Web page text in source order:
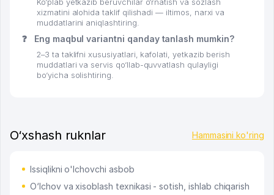
Ko‘plab yetkazib beruvchilar o‘rnatish va sozlash
xizmatini alohida taklif qilishadi — iltimos, narxi va
muddatlarini aniqlashtiring.
❓ Eng maqbul variantni qanday tanlash mumkin?
2–3 ta taklifni xususiyatlari, kafolati, yetkazib berish
muddatlari va servis qo‘llab-quvvatlash qulayligi
bo‘yicha solishtiring.
O‘xshash ruknlar Hammasini ko'ring
Issiqlikni o'lchovchi asbob
O‘lchov va xisoblash texnikasi - sotish, ishlab chiqarish